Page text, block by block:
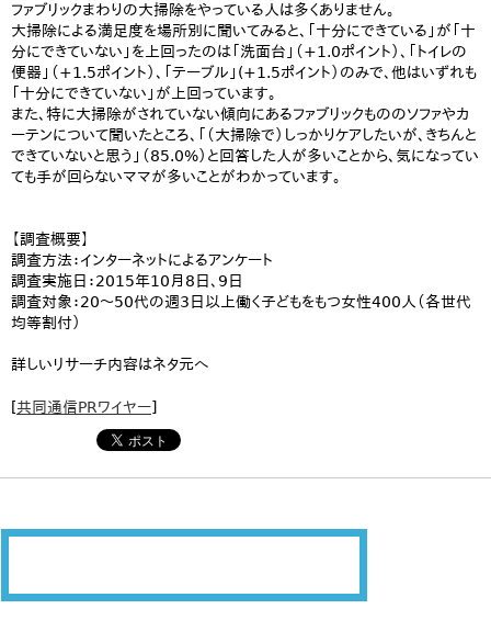
ファブリックまわりの大掃除をやっている人は多くありません。
大掃除による満足度を場所別に聞いてみると、「十分にできている」が「十
分にできていない」を上回ったのは「洗面台」（+1.0ポイント）、「トイレの
便器」（+1.5ポイント）、「テーブル」(+1.5ポイント）のみで、他はいずれも
「十分にできていない」が上回っています。
また、特に大掃除がされていない傾向にあるファブリックもののソファやカ
ーテンについて聞いたところ、「（大掃除で）しっかりケアしたいが、きちんと
できていないと思う」（85.0%）と回答した人が多いことから、気になってい
ても手が回らないママが多いことがわかっています。
【調査概要】
調査方法：インターネットによるアンケート
調査実施日：2015年10月8日、9日
調査対象：20～50代の週3日以上働く子どもをもつ女性400人（各世代
均等割付）
詳しいリサーチ内容はネタ元へ
[共同通信PRワイヤー]